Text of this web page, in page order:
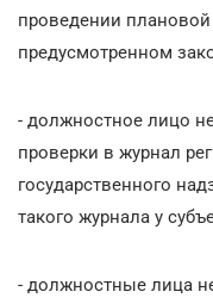
проведении
предусмотренном
- должностное лицо
проверки в журнал
государственного
такого журнала у
- должностные лица